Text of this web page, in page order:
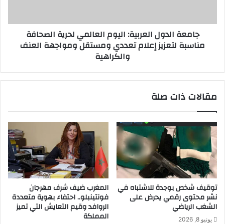
لتعزيز
تعددي
العنف
جامعة الدول العربية: اليوم العالمي لحرية الصحافة
مناسبة لتعزيز إعلام تعددي ومستقل ومواجهة العنف
والكراهية
مقالات ذات صلة
توقيف شخص بوجدة للاشتباه في
نشر محتوى رقمي يحرض على
الشغب الرياضي
يونيو 8, 2026
المغرب ضيف شرف مهرجان
فونتينبلو.. احتفاء بهوية متعددة
الروافد وقيم التعايش التي تميز
المملكة